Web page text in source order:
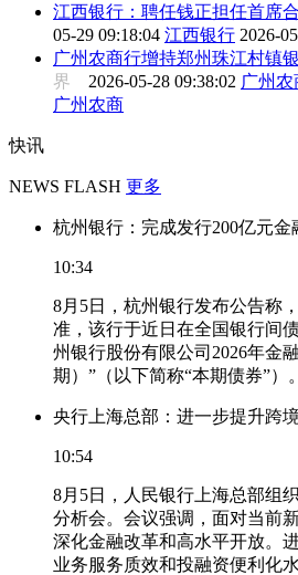
江西银行：聘任钱正担任首席
05-29 09:18:04 江西银行 2026-
广州农商行增持郑州珠江村镇
界 2026-05-28 09:38:02 广州农
广州农商
快讯
NEWS FLASH 更多
杭州银行：完成发行200亿元金
10:34
8月5日，杭州银行发布公告称
准，该行于近日在全国银行间
州银行股份有限公司2026年金
期）”（以下简称“本期债券”）。
央行上海总部：进一步提升跨
10:54
8月5日，人民银行上海总部组
分析会。会议强调，面对当前
深化金融改革和高水平开放。
业务服务质效和投融资便利化